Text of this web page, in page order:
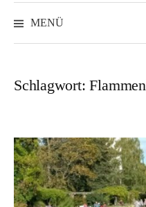
MENÜ
Schlagwort: